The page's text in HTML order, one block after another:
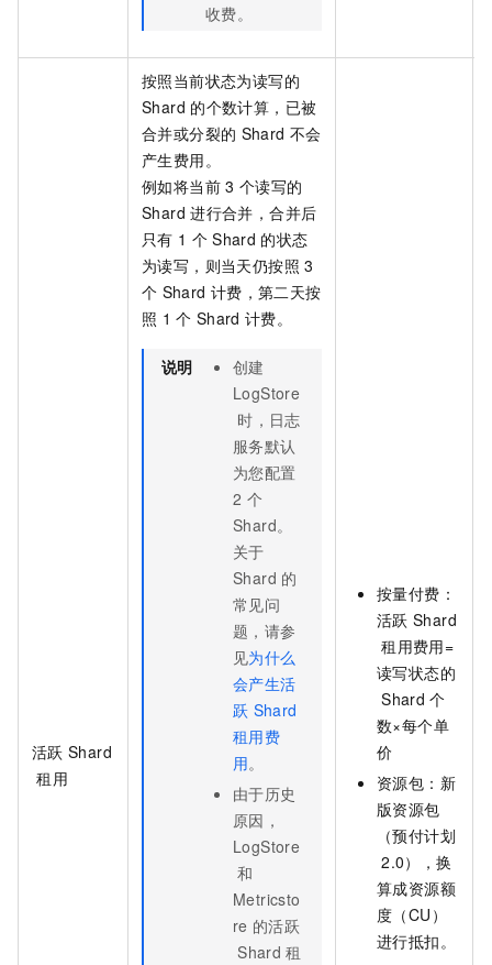
收费。
活跃 Shard
租用
按照当前状态为读写的
Shard 的个数计算，已被
合并或分裂的 Shard 不会
产生费用。
例如将当前 3 个读写的
Shard 进行合并，合并后
只有 1 个 Shard 的状态
为读写，则当天仍按照 3
个 Shard 计费，第二天按
照 1 个 Shard 计费。
说明
创建
LogStore
时，日志
服务默认
为您配置
2 个
Shard。
关于
Shard 的
常见问
题，请参
见为什么
会产生活
跃 Shard
租用费
用。
由于历史
原因，
LogStore
和
Metricsto
re 的活跃
Shard 租
按量付费：
活跃 Shard
租用费用=
读写状态的
Shard 个
数×每个单
价
资源包： 新
版资源包
（预付计划
2.0）
，换
算成资源额
度（CU）
进行抵扣。